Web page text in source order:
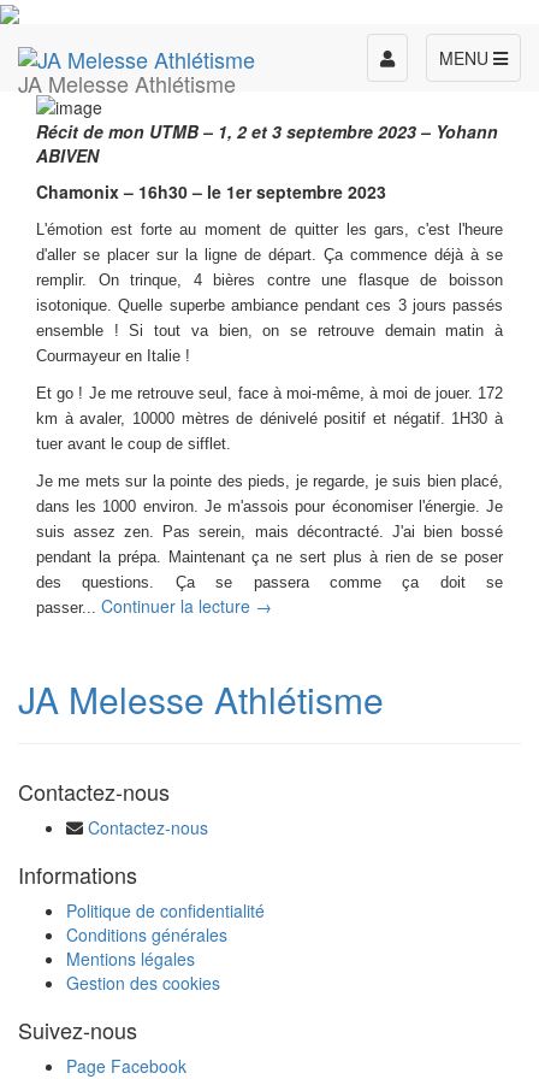
JA Melesse Athlétisme
MENU
Toggle
navigation
Récit de mon UTMB – 1, 2 et 3 septembre 2023 – Yohann
ABIVEN
Chamonix – 16h30 – le 1er septembre 2023
L'émotion est forte au moment de quitter les gars, c'est l'heure
d'aller se placer sur la ligne de départ. Ça commence déjà à se
remplir. On trinque, 4 bières contre une flasque de boisson
isotonique. Quelle superbe ambiance pendant ces 3 jours passés
ensemble ! Si tout va bien, on se retrouve demain matin à
Courmayeur en Italie !
Et go ! Je me retrouve seul, face à moi-même, à moi de jouer. 172
km à avaler, 10000 mètres de dénivelé positif et négatif. 1H30 à
tuer avant le coup de sifflet.
Je me mets sur la pointe des pieds, je regarde, je suis bien placé,
dans les 1000 environ. Je m'assois pour économiser l'énergie. Je
suis assez zen. Pas serein, mais décontracté. J'ai bien bossé
pendant la prépa. Maintenant ça ne sert plus à rien de se poser
des questions. Ça se passera comme ça doit se
passer... Continuer la lecture →
JA Melesse Athlétisme
Contactez-nous
Contactez-nous
Informations
Politique de confidentialité
Conditions générales
Mentions légales
Gestion des cookies
Suivez-nous
Page Facebook